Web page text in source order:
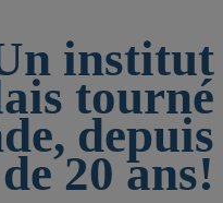
institut
tourné
depuis
20 ans!